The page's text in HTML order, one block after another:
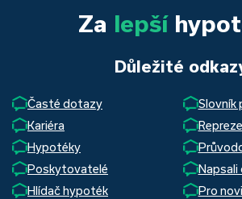
Za lepší
Důležité
Časté dotazy
Slovník
Kariéra
Hypotéky
Poskytovatelé
Napsali
Hlídač hypoték
Pro